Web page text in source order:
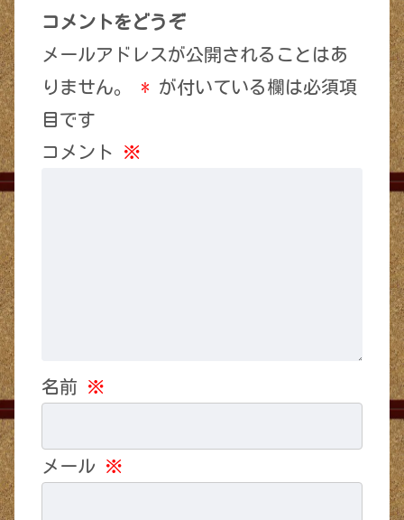
コメントをどうぞ
メールアドレスが公開されることはあ
りません。
* が付いている欄は必須項
目です
コメント ※
名前 ※
メール ※